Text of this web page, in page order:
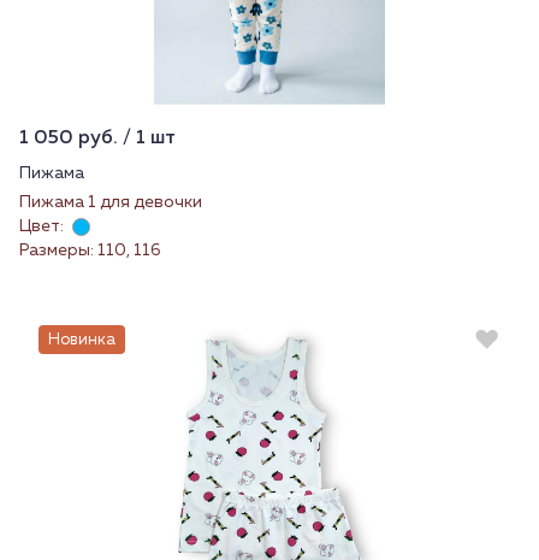
1 050 руб. / 1 шт
Пижама
Пижама 1 для девочки
Цвет:
Размеры: 110, 116
Новинка